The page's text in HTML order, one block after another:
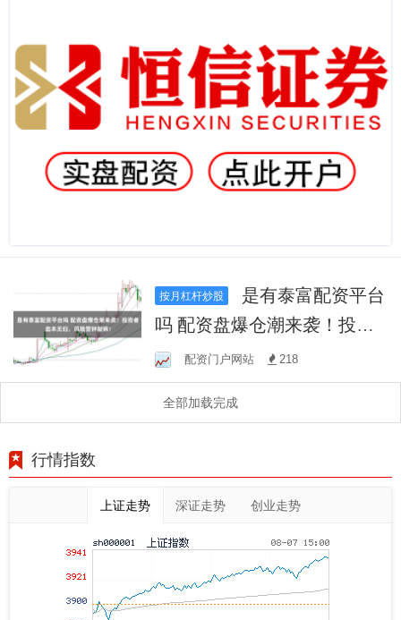
按月杠杆炒股
吗 配资盘爆仓潮来袭！投资
者血本无归，风险警钟敲
响！
配资门户网站 218
全部加载完成
行情指数
上证走势 深证走势 创业走势